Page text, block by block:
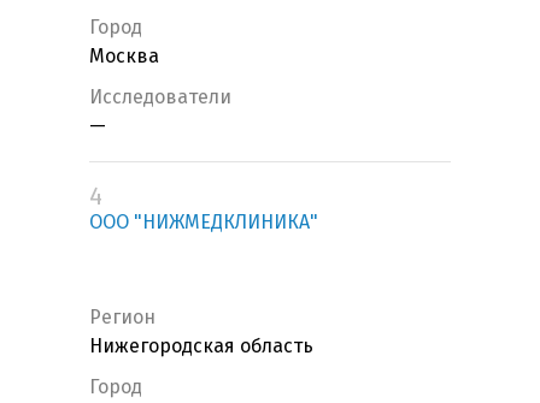
Город
Москва
Исследователи
—
4
ООО "НИЖМЕДКЛИНИКА"
Регион
Нижегородская область
Город